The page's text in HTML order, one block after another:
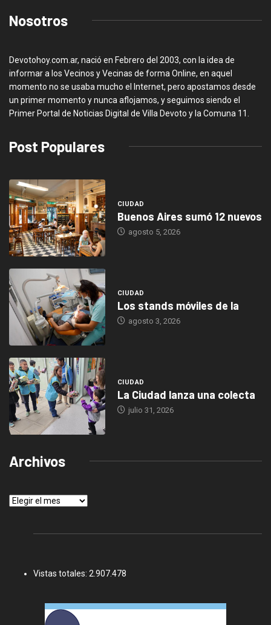
Nosotros
Devotohoy.com.ar, nació en Febrero del 2003, con la idea de
informar a los Vecinos y Vecinas de forma Online, en aquel
momento no se usaba mucho el Internet, pero apostamos desde
un primer momento y nunca aflojamos, y seguimos siendo el
Primer Portal de Noticias Digital de Villa Devoto y la Comuna 11.
Post Populares
CIUDAD
Buenos Aires sumó 12 nuevos
agosto 5, 2026
CIUDAD
Los stands móviles de la
agosto 3, 2026
CIUDAD
La Ciudad lanza una colecta
julio 31, 2026
Archivos
Archivos
Vistas totales: 2.907.478